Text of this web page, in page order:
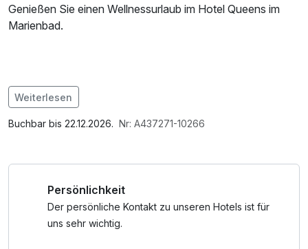
Genießen Sie einen Wellnessurlaub im Hotel Queens im
Marienbad.
Im Angebot enthalten
1 Flasche Mineralwasser, Saunatuch, Leihbademantel, W-
LAN Nutzung / Internetnutzung
Weiterlesen
Buchbar bis 22.12.2026. Nr: A437271-10266
Persönlichkeit
Der persönliche Kontakt zu unseren Hotels ist für
uns sehr wichtig.